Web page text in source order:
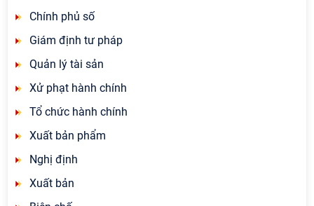
Chính phủ số
Giám định tư pháp
Quản lý tài sản
Xử phạt hành chính
Tổ chức hành chính
Xuất bản phẩm
Nghị định
Xuất bản